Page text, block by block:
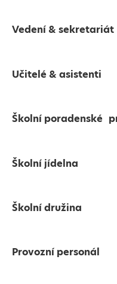
Vedení & sekretariát
Učitelé & asistenti
Školní poradenské
Školní jídelna
Školní družina
Provozní personál